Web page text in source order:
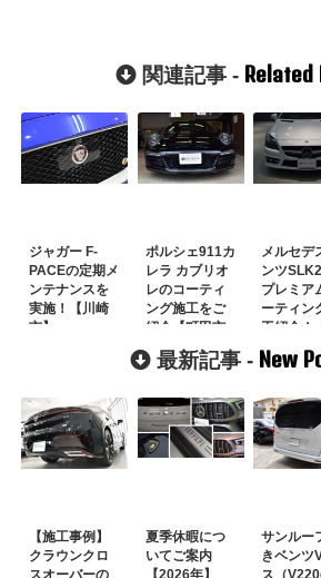
関連記事 - Related
ジャガー F-
PACEの定期メ
ンテナンスを
実施！【川崎
市】
ポルシェ911カ
レラ カブリオ
レのコーティ
ング施工をご
紹介【町田市
のお客様】
メルセデ
ンツ
プレミア
ーティン
工紹介！
浜市】
最新記事 - New
【施工事例】
クラウンクロ
スオーバーの
夏季休暇につ
いてご案内
【2026年】
サンルー
きベンツ
ス（